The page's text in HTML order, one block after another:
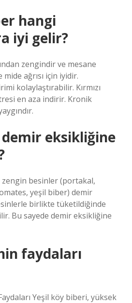
hangi
iyi gelir?
zengindir ve mesane
mide ağrısı için iyidir.
kolaylaştırabilir. Kırmızı
en aza indirir. Kronik
eksikliğine
zengin besinler (portakal,
yeşil biber) demir
birlikte tüketildiğinde
Bu sayede demir eksikliğine
faydaları
Yeşil köy biberi, yüksek